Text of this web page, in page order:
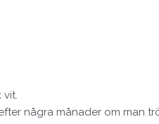
några månader om man